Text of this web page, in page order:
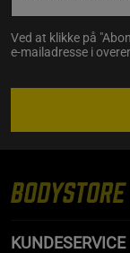
Ved at klikke på
e-mailadresse i
KUNDESERVICE